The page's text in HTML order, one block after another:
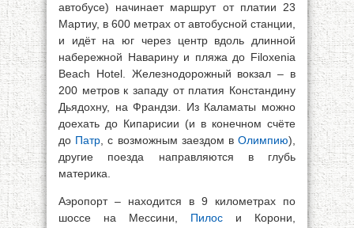
автобусе) начинает маршрут от платии 23
Мартиу, в 600 метрах от автобусной станции,
и идёт на юг через центр вдоль длинной
набережной Наварину и пляжа до Filoxenia
Beach Hotel. Железнодорожный вокзал – в
200 метров к западу от платия Констандину
Дьядохну, на Франдзи. Из Каламаты можно
доехать до Кипарисии (и в конечном счёте
до Патр , с возможным заездом вОлимпию),
другие поезда направляются в глубь
материка.
Аэропорт – находится в 9 километрах по
шоссе на Мессини, Пилос и Корони,